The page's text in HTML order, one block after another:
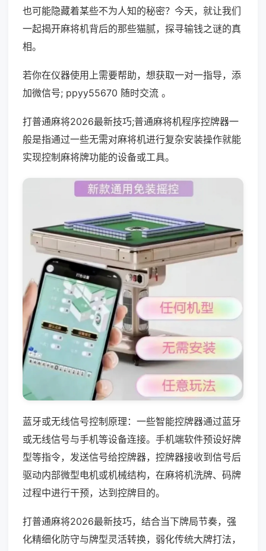
也可能隐藏着某些不为人知的秘密？今天，就让我们
一起揭开麻将机背后的那些猫腻，探寻输钱之谜的真
相。
若你在仪器使用上需要帮助，想获取一对一指导，添
加微信号; ppyy55670 随时交流 。
打普通麻将2026最新技巧;普通麻将机程序控牌器一
般是指通过一些无需对麻将机进行复杂安装操作就能
实现控制麻将牌功能的设备或工具。
蓝牙或无线信号控制原理：一些智能控牌器通过蓝牙
或无线信号与手机等设备连接。手机端软件预设好牌
型等指令，发送信号给控牌器，控牌器接收到信号后
驱动内部微型电机或机械结构，在麻将机洗牌、码牌
过程中进行干预，达到控牌目的。
打普通麻将2026最新技巧，结合当下牌局节奏，强
化精细化防守与牌型灵活转换，弱化传统大牌打法，